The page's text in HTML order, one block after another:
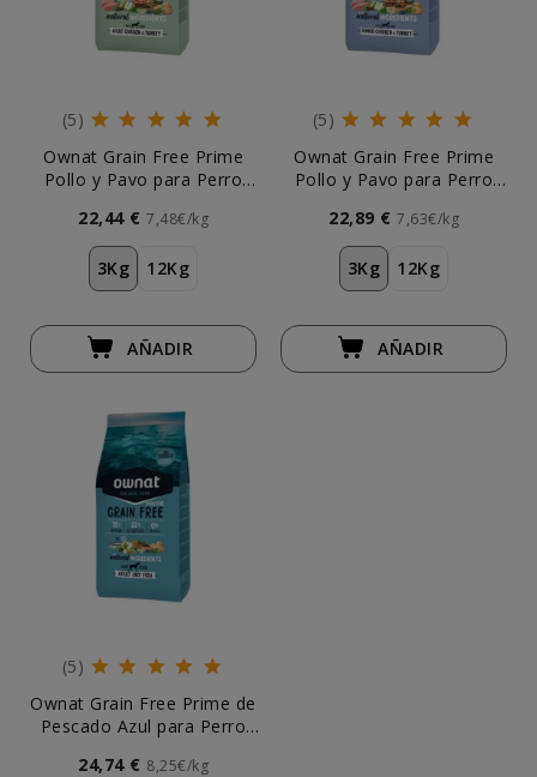
(5)
Ownat Grain Free Prime
Pollo y Pavo para Perro
22,44 € 7,48€/kg
3Kg 12Kg
AÑADIR
(5)
Ownat Grain Free Prime
Pollo y Pavo para Perro
22,89 € 7,63€/kg
3Kg 12Kg
AÑADIR
(5)
Ownat Grain Free Prime de
Pescado Azul para Perro
24,74 € 8,25€/kg